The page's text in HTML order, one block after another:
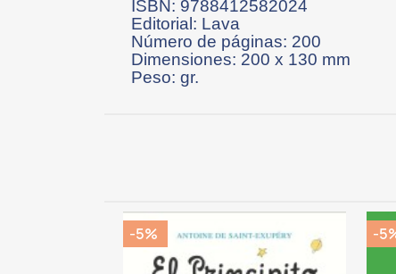
ISBN: 9788412582024
Editorial: Lava
Número de páginas: 200
Dimensiones: 200 x 130 mm
Peso: gr.
-5% -